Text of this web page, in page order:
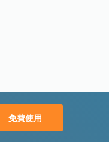
免費使用